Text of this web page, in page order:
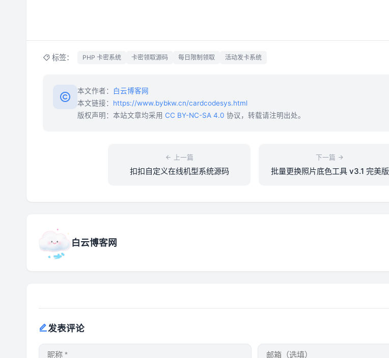
标签： PHP 卡密系统 卡密领取源码 每日限制领取 活动发卡系统
本文作者：
白云博客网
本文链接： https://www.bybkw.cn/cardcodesys.html
版权声明：本站文章均采用 CC BY-NC-SA 4.0 协议，转载请注明出处。
上一篇
扣扣自定义在线机型系统源码
下一篇
批量更换照片底色工具 v3.1 完美版
白云博客网
发表评论